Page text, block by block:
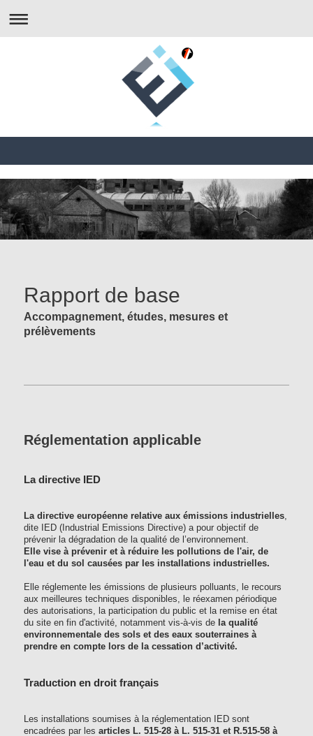
Rapport de base
Accompagnement, études, mesures et
prélèvements
Réglementation applicable
La directive IED
La directive européenne relative aux émissions industrielles,
dite IED (Industrial Emissions Directive) a pour objectif de
prévenir la dégradation de la qualité de l’environnement.
Elle vise à prévenir et à réduire les pollutions de l'air, de
l'eau et du sol causées par les installations industrielles.
Elle réglemente les émissions de plusieurs polluants, le recours
aux meilleures techniques disponibles, le réexamen périodique
des autorisations, la participation du public et la remise en état
du site en fin d'activité, notamment vis-à-vis de la qualité
environnementale des sols et des eaux souterraines à
prendre en compte lors de la cessation d’activité.
Traduction en droit français
Les installations soumises à la réglementation IED sont
encadrées par les articles L. 515-28 à L. 515-31 et R.515-58 à